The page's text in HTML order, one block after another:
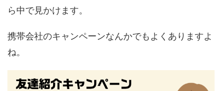
ら中で見かけます。
携帯会社のキャンペーンなんかでもよくありますよ
ね。